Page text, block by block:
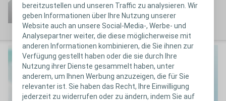
bereitzustellen und unseren Traffic zu analysieren. Wir
geben Informationen über Ihre Nutzung unserer
Website auch an unsere Social-Media-, Werbe- und
Analysepartner weiter, die diese möglicherweise mit
anderen Informationen kombinieren, die Sie ihnen zur
Verfügung gestellt haben oder die sie durch Ihre
Nutzung ihrer Dienste gesammelt haben, unter
anderem, um Ihnen Werbung anzuzeigen, die für Sie
relevanter ist. Sie haben das Recht, Ihre Einwilligung
jederzeit zu widerrufen oder zu ändern, indem Sie auf
Häufig gestellte Fragen zu Spina bifida